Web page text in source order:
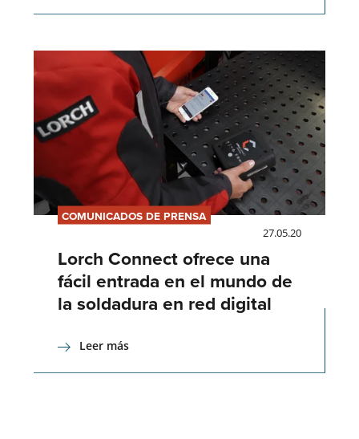
COMUNICADOS DE PRENSA
27.05.20
Lorch Connect ofrece una
fácil entrada en el mundo de
la soldadura en red digital
Leer más